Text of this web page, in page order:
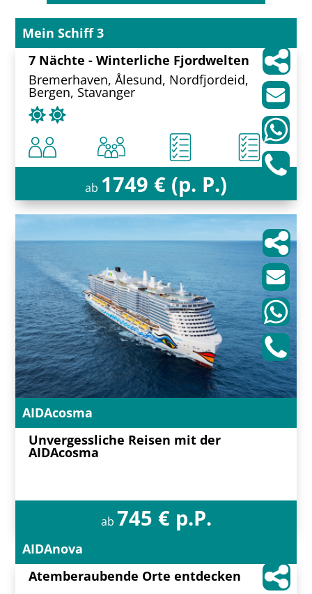
Mein Schiff 3
7 Nächte - Winterliche Fjordwelten
Bremerhaven, Ålesund, Nordfjordeid,
Bergen, Stavanger
ab 1749 € (p. P.)
AIDAcosma
Unvergessliche Reisen mit der
AIDAcosma
ab 745 € p.P.
AIDAnova
Atemberaubende Orte entdecken